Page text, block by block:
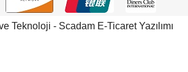
Teknoloji - Scadam E-Ticaret Yazılımı